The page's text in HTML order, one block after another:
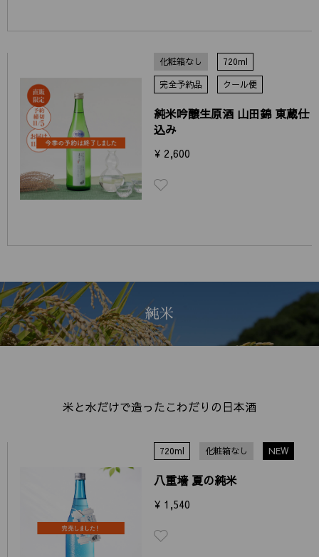
化粧箱なし
720ml
完全予約品
クール便
純米吟醸生原酒 山田錦 東蔵仕
込み
¥ 2,600
純米
米と水だけで造ったこわだりの日本酒
720ml 化粧箱なし NEW
八重墻 夏の純米
¥ 1,540